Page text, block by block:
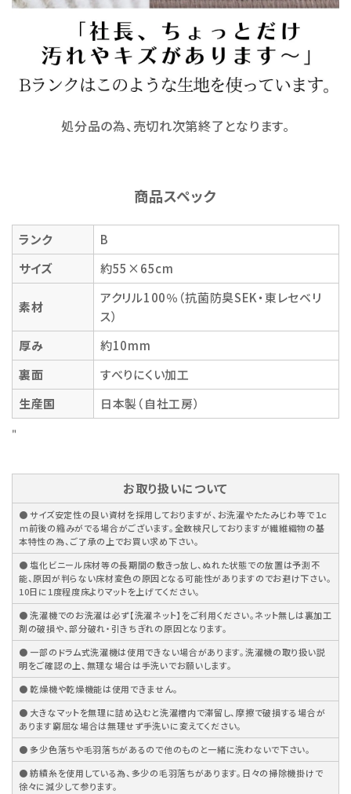
処分品の為、売切れ次第終了となります。
商品スペック
ランク
B
サイズ
約55×65cm
素材
アクリル100％（抗菌防臭SEK・東レセベリ
ス）
厚み
約10mm
裏面
すべりにくい加工
生産国
日本製（自社工房）
"
お取り扱いについて
● サイズ安定性の良い資材を採用しておりますが、お洗濯やたたみじわ等で１ｃ
ｍ前後の縮みがでる場合がございます。全数検尺しておりますが繊維織物の基
本特性の為、ご了承の上でお買い求め下さい。
● 塩化ビニール床材等の長期間の敷きっ放し、ぬれた状態での放置は予測不
能、原因が判らない床材変色の原因となる可能性がありますのでお避け下さい。
10日に1度程度床よりマットを上げてください。
● 洗濯機でのお洗濯は必ず【洗濯ネット】をご利用ください。ネット無しは裏加工
剤の破損や、部分破れ・引きちぎれの原因となります。
● 一部のドラム式洗濯機は使用できない場合があります。洗濯機の取り扱い説
明をご確認の上、無理な場合は手洗いでお願いします。
● 乾燥機や乾燥機能は使用できません。
● 大きなマットを無理に詰め込むと洗濯槽内で滞留し、摩擦で破損する場合が
あります窮屈な場合は無理せず手洗いに変えてください。
● 多少色落ちや毛羽落ちがあるので他のものと一緒に洗わないで下さい。
● 紡績糸を使用している為、多少の毛羽落ちがあります。日々の掃除機掛けで
徐々に減少して参ります。